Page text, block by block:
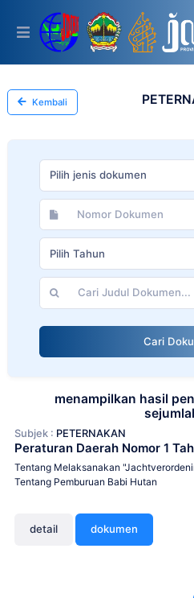
This
includes
accessibility
system.
Kembali
Pilih jenis dokumen
Pilih Tahun
Cari
menampilkan hasil
Subjek : PETERNAKAN
Peraturan Daerah Nomor 1
Tentang Melaksanakan
Tentang Pemburuan Babi Hutan
detail dokumen